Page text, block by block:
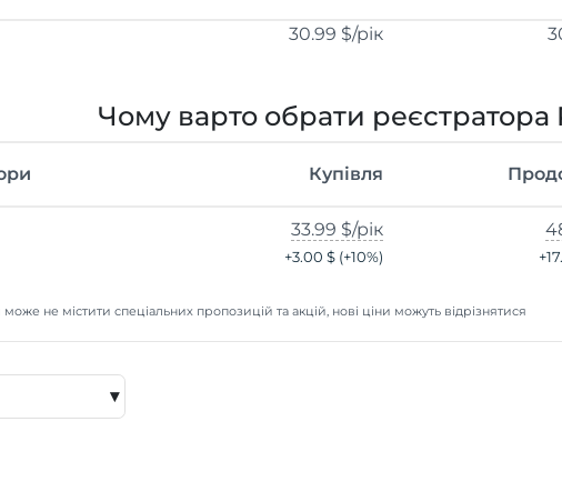
30.99 $/рік
Чому варто обрати реєстратора
Купівля
33.99 $/рік
+3.00 $ (+10%) +
не містити спеціальних пропозицій та акцій, нові ціни можуть відрізнятися
▾